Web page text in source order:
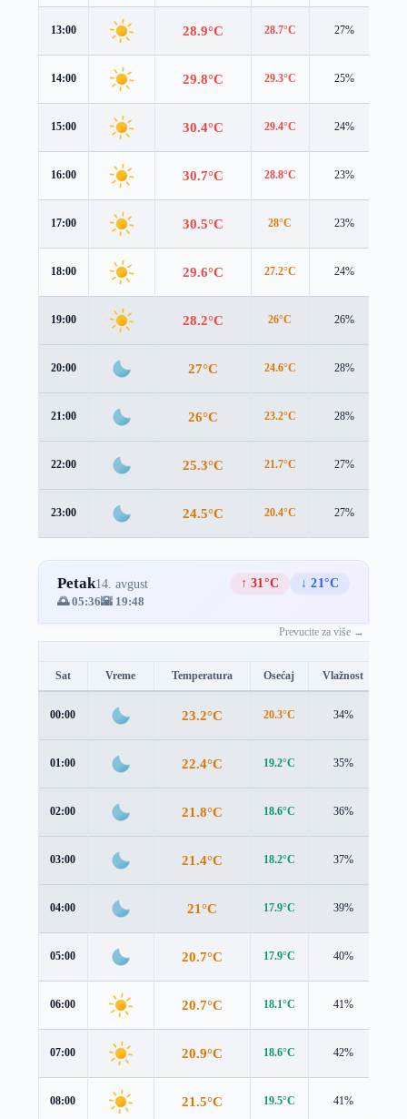
13:00 28.9°C 28.7°C 27%
14:00 29.8°C 29.3°C 25%
15:00 30.4°C 29.4°C 24%
16:00 30.7°C 28.8°C 23%
17:00 30.5°C 28°C 23%
18:00 29.6°C 27.2°C 24%
19:00 28.2°C 26°C 26%
20:00 27°C 24.6°C 28%
21:00 26°C 23.2°C 28%
22:00 25.3°C 21.7°C 27%
23:00 24.5°C 20.4°C 27%
Petak14. avgust ↑ 31°C
↓ 21°C
🌅 05:36🌇 19:48
Prevucite za više →
Sat Vreme Temperatura Osećaj Vlažnost
00:00 23.2°C 20.3°C 34%
01:00 22.4°C 19.2°C 35%
02:00 21.8°C 18.6°C 36%
03:00 21.4°C 18.2°C 37%
04:00 21°C 17.9°C 39%
05:00 20.7°C 17.9°C 40%
06:00 20.7°C 18.1°C 41%
07:00 20.9°C 18.6°C 42%
08:00 21.5°C 19.5°C 41%